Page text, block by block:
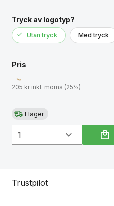
smycken intill.
Tryck av logotyp?
Utan tryck Med tryck
Pris
205 kr inkl. moms (25%)
I lager
Trustpilot